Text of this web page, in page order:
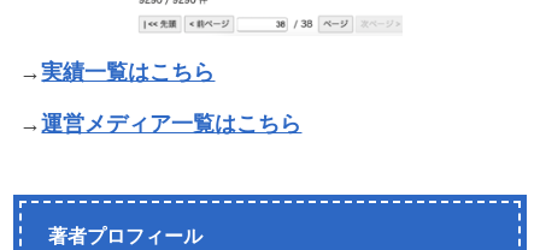
→実績一覧はこちら
→運営メディア一覧はこちら
著者プロフィール